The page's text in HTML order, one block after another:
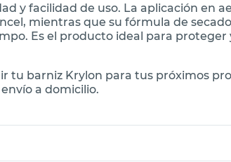
y facilidad de uso. La aplicación en
mientras que su fórmula de
Es el producto ideal para proteger
tu barniz Krylon para tus próximos
a domicilio.